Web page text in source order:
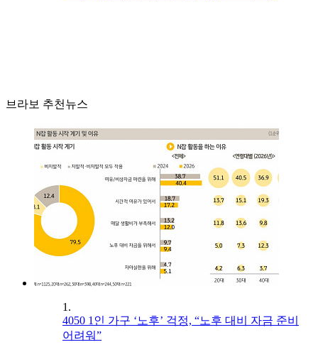
브라보 추천뉴스
1.
4050 1인 가구 ‘노후’ 걱정, “노후 대비 자금 준비
어려워”